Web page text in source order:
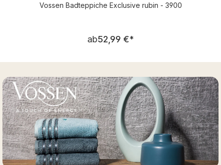
Vossen Badteppiche Exclusive rubin - 3900
Regulärer Preis:
ab52,99 €*